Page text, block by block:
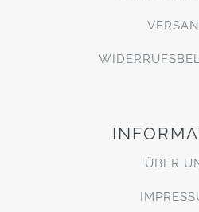
ÜBER